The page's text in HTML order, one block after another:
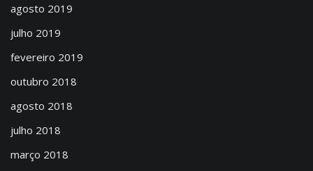
agosto 2019
julho 2019
fevereiro 2019
outubro 2018
agosto 2018
julho 2018
março 2018